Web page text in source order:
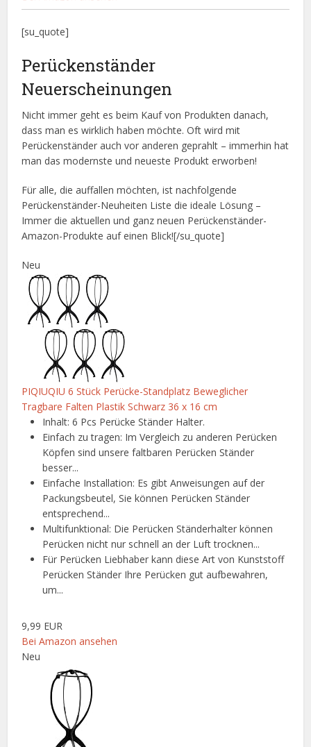
[su_quote]
Perückenständer
Neuerscheinungen
Nicht immer geht es beim Kauf von Produkten danach,
dass man es wirklich haben möchte. Oft wird mit
Perückenständer auch vor anderen geprahlt – immerhin hat
man das modernste und neueste Produkt erworben!
Für alle, die auffallen möchten, ist nachfolgende
Perückenständer-Neuheiten Liste die ideale Lösung –
Immer die aktuellen und ganz neuen Perückenständer-
Amazon-Produkte auf einen Blick![/su_quote]
Neu
PIQIUQIU 6 Stück Perücke-Standplatz Beweglicher
Tragbare Falten Plastik Schwarz 36 x 16 cm
Inhalt: 6 Pcs Perücke Ständer Halter.
Einfach zu tragen: Im Vergleich zu anderen Perücken
Köpfen sind unsere faltbaren Perücken Ständer
besser...
Einfache Installation: Es gibt Anweisungen auf der
Packungsbeutel, Sie können Perücken Ständer
entsprechend...
Multifunktional: Die Perücken Ständerhalter können
Perücken nicht nur schnell an der Luft trocknen...
Für Perücken Liebhaber kann diese Art von Kunststoff
Perücken Ständer Ihre Perücken gut aufbewahren,
um...
9,99 EUR
Bei Amazon ansehen
Neu